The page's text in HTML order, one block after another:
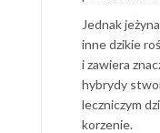
Jednak
inne dzikie
i zawiera
hybrydy
leczniczym
korzenie.